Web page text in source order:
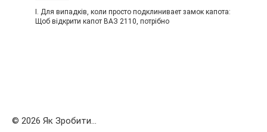
I. Для випадків, коли просто подклинивает замок капота:
Щоб відкрити капот ВАЗ 2110, потрібно
© 2026 Як Зробити...